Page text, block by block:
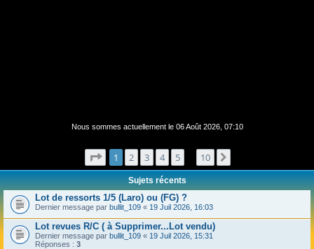
Nous sommes actuellement le 06 Août 2026, 07:10
Page sur10
1 2 3 4 5 10
Sujets récents
Lot de ressorts 1/5 (Laro) ou (FG) ?
Dernier message par bullit_109 « 19 Juil 2026, 16:03
Lot revues R/C ( à Supprimer...Lot vendu)
Dernier message par bullit_109 « 19 Juil 2026, 15:31
Réponses : 3